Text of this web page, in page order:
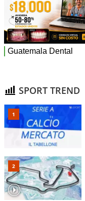
SPORT TREND